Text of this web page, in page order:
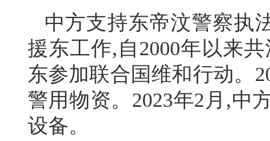
中方支持东帝汶警察执
援东工作,自2000年以来
东参加联合国维和行动。
警用物资。2023年2月,中
设备。